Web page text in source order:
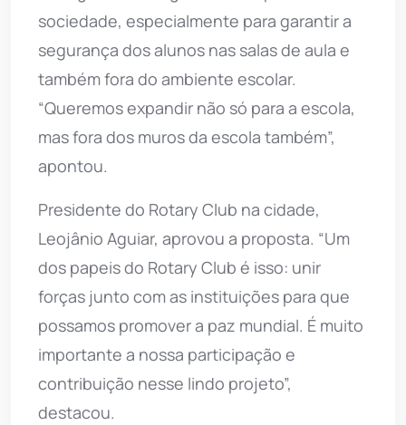
sociedade, especialmente para garantir a
segurança dos alunos nas salas de aula e
também fora do ambiente escolar.
“Queremos expandir não só para a escola,
mas fora dos muros da escola também”,
apontou.
Presidente do Rotary Club na cidade,
Leojânio Aguiar, aprovou a proposta. “Um
dos papeis do Rotary Club é isso: unir
forças junto com as instituições para que
possamos promover a paz mundial. É muito
importante a nossa participação e
contribuição nesse lindo projeto”,
destacou.